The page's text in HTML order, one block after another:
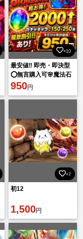
×10
最安値‼️ 即売・即決型
⭕️無言購入可🌸魔法石
の数2000個！
950円
×7
初12
1,500円